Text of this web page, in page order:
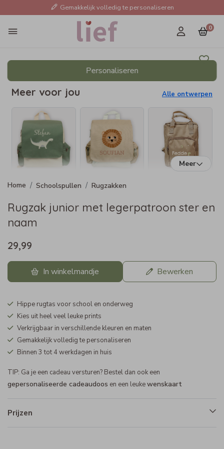
Gemakkelijk volledig te personaliseren
0
Personaliseren
Meer voor jou Alle ontwerpen
Meer
Schoolspullen Rugzakken
Rugzak junior met legerpatroon ster en
naam
29,99
In winkelmandje Bewerken
Hippe rugtas voor school en onderweg
Kies uit heel veel leuke prints
Verkrijgbaar in verschillende kleuren en maten
Gemakkelijk volledig te personaliseren
Binnen 3 tot 4 werkdagen in huis
TIP: Ga je een cadeau versturen? Bestel dan ook een
gepersonaliseerde cadeaudoos en een leukewenskaart
Prijzen